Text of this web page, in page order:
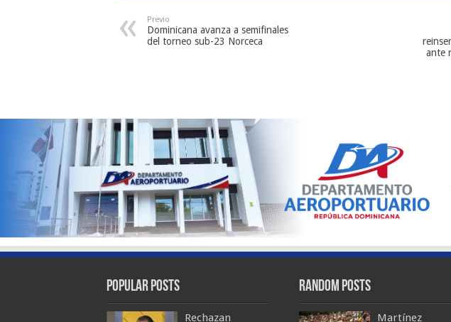
Previo
Dominicana avanza a semifinales
del torneo sub-23 Norceca
ante
Popular Posts
Rechazan
Random Posts
Martínez